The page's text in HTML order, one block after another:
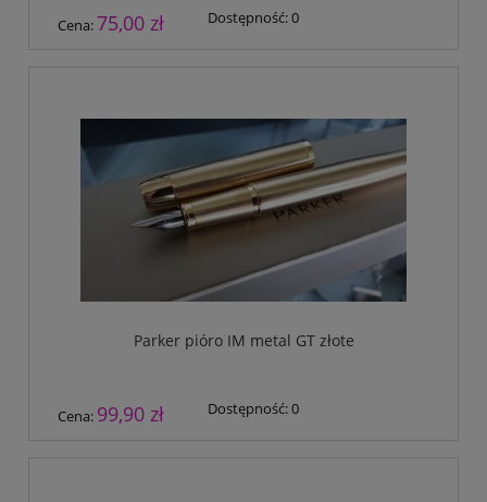
Cena: 75,00 zł Dostępność:0
Parker pióro IM metal GT złote
Cena: 99,90 zł Dostępność:0